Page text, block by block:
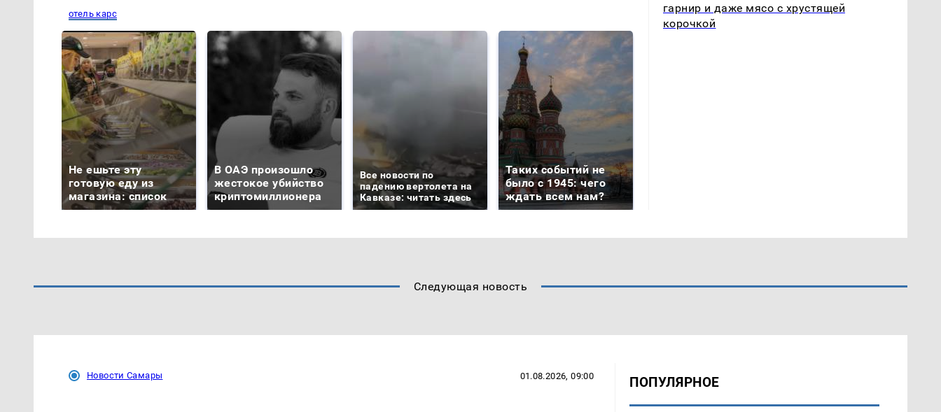
отель карс
Не ешьте эту
готовую еду из
магазина: список
В ОАЭ произошло
жестокое убийство
криптомиллионера
Все новости по
падению вертолета на
Кавказе: читать здесь
Таких событий не
было с 1945: чего
ждать всем нам?
гарнир и даже мясо с хрустящей
корочкой
Следующая новость
Новости Самары 01.08.2026, 09:00 ПОПУЛЯРНОЕ